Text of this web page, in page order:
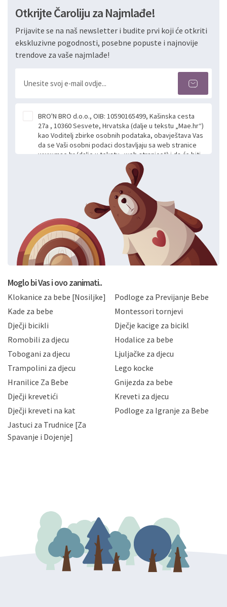
Otkrijte Čaroliju za Najmlađe!
Prijavite se na naš newsletter i budite prvi koji će otkriti
ekskluzivne pogodnosti, posebne popuste i najnovije
trendove za vaše najmlađe!
BRO'N BRO d.o.o., OIB: 10590165499, Kašinska cesta
27a , 10360 Sesvete, Hrvatska (dalje u tekstu „Mae.hr“)
kao Voditelj zbirke osobnih podataka, obavještava Vas
da se Vaši osobni podaci dostavljaju sa web stranice
www.mae.hr (dalje u tekstu „web stranice“) i da će biti
obrađeni. Prihvaćanjem ove Izjave smatra se da
slobodno i izričito dajete privolu za prikupljanje i daljnju
obradu Vaših osobnih podataka koje ustupate Mae.hr
putem ovih web stranica u svrhu odgovora i daljnje
komunikacije na Vaš upit poslan kroz kontakt obrazac.
Radi se o dobrovoljnom davanju podataka te ovu
Izjavu niste dužni prihvatiti odnosno niste dužni unositi
svoje osobne podatke u jednu od prijavnih
formi/obrazaca dostupnih na ovim web stranicama.
BRO'N BRO d.o.o. će s Vašim osobnim podacima
postupati sukladno Općoj uredbi o zaštiti podataka
privatnosti i kolačića koju možete pročitati ovdje i
Hrvatske, a uvijek uz primjenu odgovarajućih tehničkih i
sigurnosnih mjera zaštite osobnih podataka od
neovlaštenog pristupa, zlouporabe, otkrivanja,
gubitka ili uništenja. Mae.hr štiti privatnost svojih
korisnika i posjetitelja web stranica, čuva povjerljivost
Vaših osobnih podataka te omogućava pristup i
priopćavanje osobnih podataka samo onim svojim
zaposlenicima kojima su isti potrebni radi provedbe
slučajevima koji su dozvoljeni zakonima. Napominjemo
da možete u svako doba, u potpunosti ili djelomice,
zatražiti prestanak aktivnosti obrade Vaših osobnih
podataka. Opoziv privole možete podnijeti poštom na
gore navedenu adresu ili e-mailom na adresu:
Moglo bi Vas i ovo zanimati..
Klokanice za bebe [Nosiljke]
Podloge za Previjanje Bebe
Kade za bebe
Montessori tornjevi
Dječji bicikli
Dječje kacige za bicikl
Romobili za djecu
Hodalice za bebe
Tobogani za djecu
Ljuljačke za djecu
Trampolini za djecu
Lego kocke
Hranilice Za Bebe
Gnijezda za bebe
Dječji krevetići
Kreveti za djecu
Dječji kreveti na kat
Podloge za Igranje za Bebe
Jastuci za Trudnice [Za
Spavanje i Dojenje]